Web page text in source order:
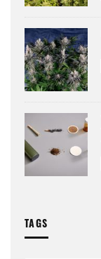
TAGS